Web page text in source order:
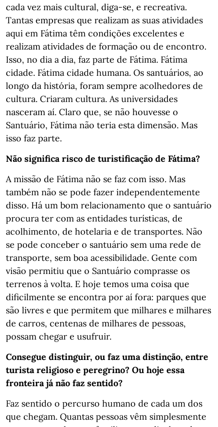
cada vez mais cultural, diga-se, e recreativa.
Tantas empresas que realizam as suas atividades
aqui em Fátima têm condições excelentes e
realizam atividades de formação ou de encontro.
Isso, no dia a dia, faz parte de Fátima. Fátima
cidade. Fátima cidade humana. Os santuários, ao
longo da história, foram sempre acolhedores de
cultura. Criaram cultura. As universidades
nasceram aí. Claro que, se não houvesse o
Santuário, Fátima não teria esta dimensão. Mas
isso faz parte.
Não significa risco de turistificação de Fátima?
A missão de Fátima não se faz com isso. Mas
também não se pode fazer independentemente
disso. Há um bom relacionamento que o santuário
procura ter com as entidades turísticas, de
acolhimento, de hotelaria e de transportes. Não
se pode conceber o santuário sem uma rede de
transporte, sem boa acessibilidade. Gente com
visão permitiu que o Santuário comprasse os
terrenos à volta. E hoje temos uma coisa que
dificilmente se encontra por aí fora: parques que
são livres e que permitem que milhares e milhares
de carros, centenas de milhares de pessoas,
possam chegar e usufruir.
Consegue distinguir, ou faz uma distinção, entre
turista religioso e peregrino? Ou hoje essa
fronteira já não faz sentido?
Faz sentido o percurso humano de cada um dos
que chegam. Quantas pessoas vêm simplesmente